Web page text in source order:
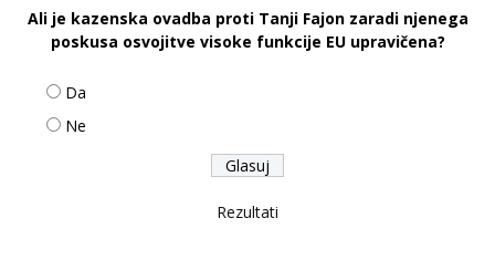
Ali je kazenska ovadba proti Tanji Fajon zaradi njenega
poskusa osvojitve visoke funkcije EU upravičena?
Da
Ne
Rezultati